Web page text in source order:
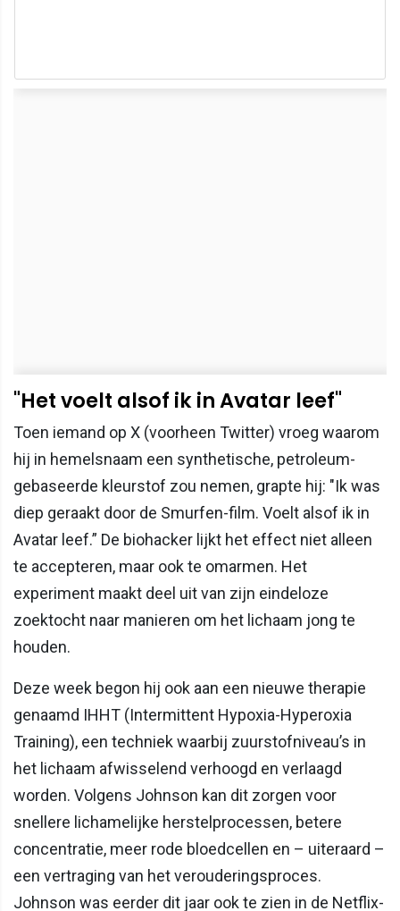
"Het voelt alsof ik in Avatar leef"
Toen iemand op X (voorheen Twitter) vroeg waarom
hij in hemelsnaam een synthetische, petroleum-
gebaseerde kleurstof zou nemen, grapte hij: "Ik was
diep geraakt door de Smurfen-film. Voelt alsof ik in
Avatar leef.” De biohacker lijkt het effect niet alleen
te accepteren, maar ook te omarmen. Het
experiment maakt deel uit van zijn eindeloze
zoektocht naar manieren om het lichaam jong te
houden.
Deze week begon hij ook aan een nieuwe therapie
genaamd IHHT (Intermittent Hypoxia-Hyperoxia
Training), een techniek waarbij zuurstofniveau’s in
het lichaam afwisselend verhoogd en verlaagd
worden. Volgens Johnson kan dit zorgen voor
snellere lichamelijke herstelprocessen, betere
concentratie, meer rode bloedcellen en – uiteraard –
een vertraging van het verouderingsproces.
Johnson was eerder dit jaar ook te zien in de Netflix-